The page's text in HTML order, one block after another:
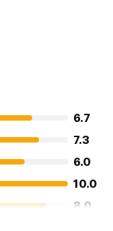
6.7
7.3
6.0
10.0
8.0